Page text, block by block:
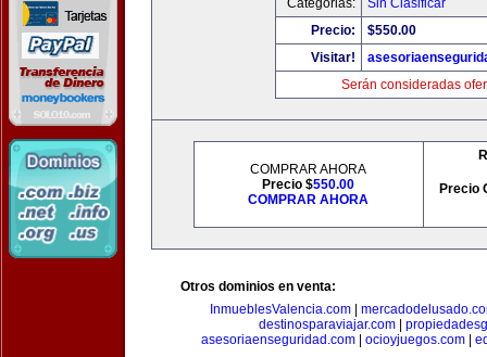
Categorias:
Sin Clasificar
Precio:
$550.00
Visitar!
Serán consideradas
COMPRAR AHORA
Precio $550.00
COMPRAR AHORA
Precio
Otros dominios en venta:
InmueblesValencia.com|
destinosparaviajar.com
asesoriaenseguridad.com
ocioyjuegos.com